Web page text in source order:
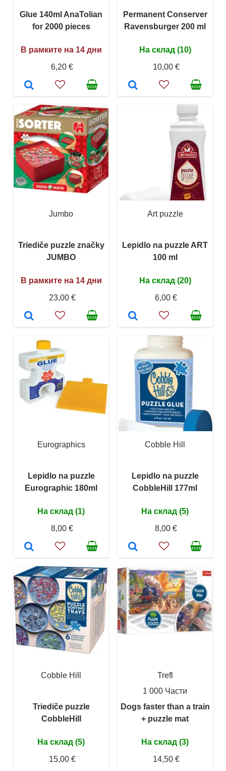
Glue 140ml AnaTolian
for 2000 pieces
В рамките на 14 дни
6,20 €
Permanent Conserver
Ravensburger 200 ml
На склад (10)
10,00 €
Jumbo
Triediče puzzle značky
JUMBO
В рамките на 14 дни
23,00 €
Art puzzle
Lepidlo na puzzle ART
100 ml
На склад (20)
6,00 €
Eurographics
Lepidlo na puzzle
Eurographic 180ml
На склад (1)
8,00 €
Cobble Hill
Lepidlo na puzzle
CobbleHill 177ml
На склад (5)
8,00 €
Cobble Hill
Triediče puzzle
CobbleHill
На склад (5)
15,00 €
Trefl
1 000 Части
Dogs faster than a train
+ puzzle mat
На склад (3)
14,50 €